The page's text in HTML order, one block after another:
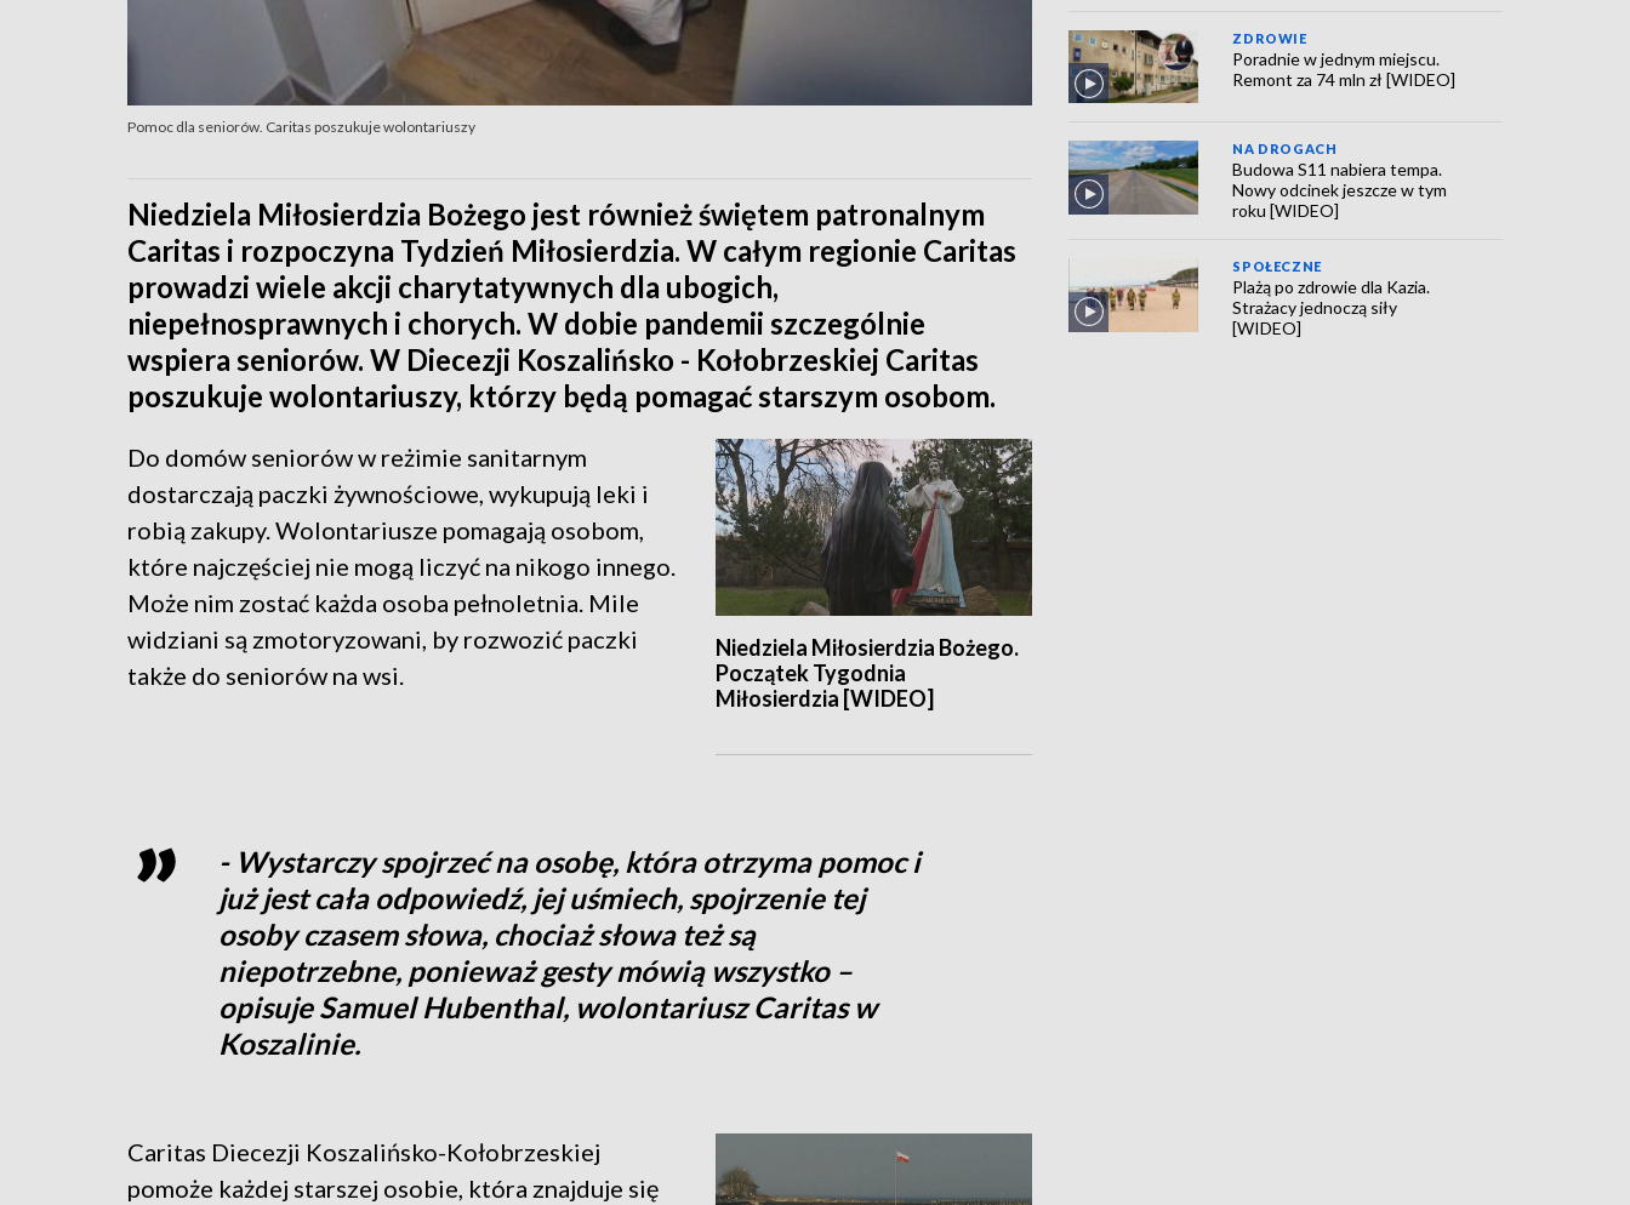
Pomoc dla seniorów. Caritas poszukuje wolontariuszy
Niedziela Miłosierdzia Bożego jest również świętem patronalnym
Caritas i rozpoczyna Tydzień Miłosierdzia. W całym regionie Caritas
prowadzi wiele akcji charytatywnych dla ubogich,
niepełnosprawnych i chorych. W dobie pandemii szczególnie
wspiera seniorów. W Diecezji Koszalińsko - Kołobrzeskiej Caritas
poszukuje wolontariuszy, którzy będą pomagać starszym osobom.
Niedziela Miłosierdzia Bożego.
Początek Tygodnia
Miłosierdzia [WIDEO]
Do domów seniorów w reżimie sanitarnym
dostarczają paczki żywnościowe, wykupują leki i
robią zakupy. Wolontariusze pomagają osobom,
które najczęściej nie mogą liczyć na nikogo innego.
Może nim zostać każda osoba pełnoletnia. Mile
widziani są zmotoryzowani, by rozwozić paczki
także do seniorów na wsi.
- Wystarczy spojrzeć na osobę, która otrzyma pomoc i
już jest cała odpowiedź, jej uśmiech, spojrzenie tej
osoby czasem słowa, chociaż słowa też są
niepotrzebne, ponieważ gesty mówią wszystko –
opisuje Samuel Hubenthal, wolontariusz Caritas w
Koszalinie.
Caritas Diecezji Koszalińsko-Kołobrzeskiej
pomoże każdej starszej osobie, która znajduje się
ZDROWIE
Poradnie w jednym miejscu.
Remont za 74 mln zł [WIDEO]
NA DROGACH
Budowa S11 nabiera tempa.
Nowy odcinek jeszcze w tym
roku [WIDEO]
SPOŁECZNE
Plażą po zdrowie dla Kazia.
Strażacy jednoczą siły
[WIDEO]